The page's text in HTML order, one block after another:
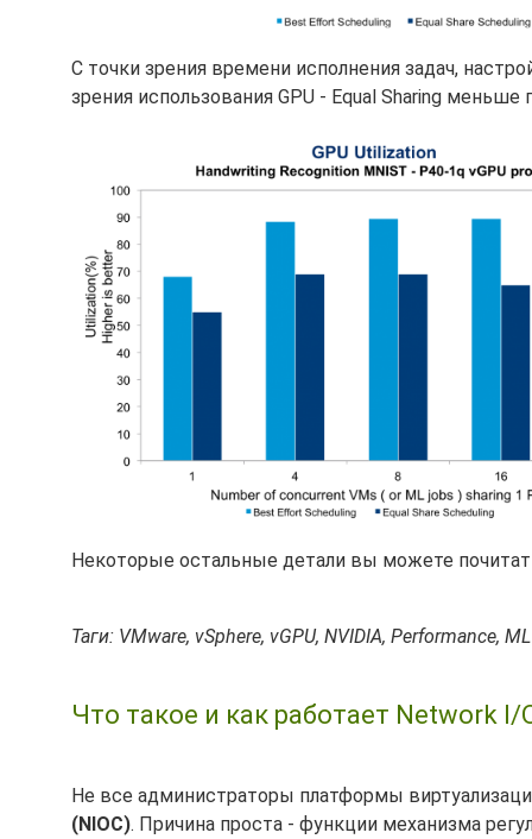
С точки зрения времени исполнения задач,
зрения использования GPU - Equal Sharing меньше
Некоторые остальные детали вы можете
Таги: VMware, vSphere, vGPU, NVIDIA, Performance, ML
Что такое и как работает Network I/
Не все администраторы платформы
(NIOC). Причина проста - функции механизма